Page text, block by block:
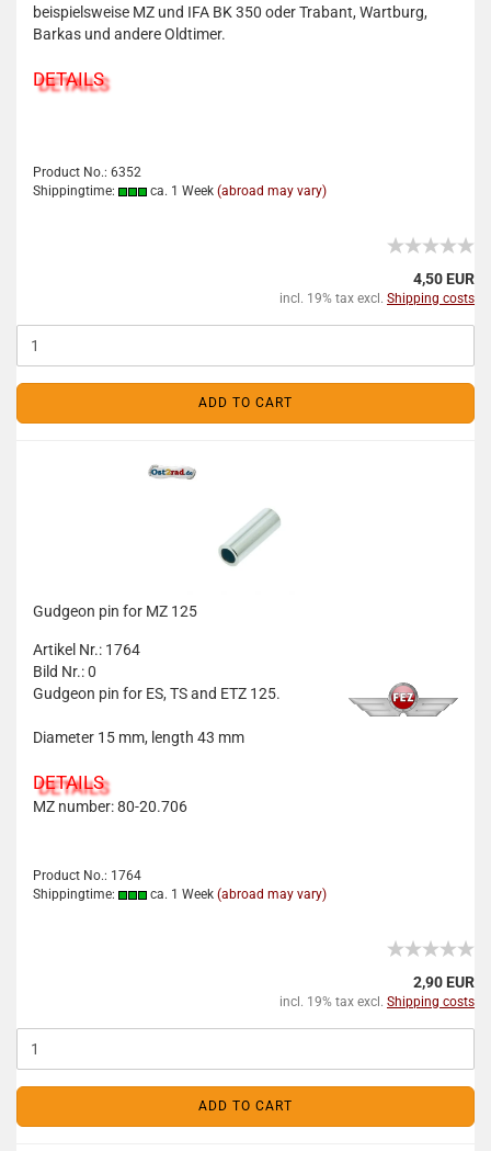
beispielsweise MZ und IFA BK 350 oder Trabant, Wartburg,
Barkas und andere Oldtimer.
DETAILS
Product No.: 6352
Shippingtime:
ca. 1 Week (abroad may vary)
4,50 EUR
incl. 19% tax excl. Shipping costs
ADD TO CART
Gudgeon pin for MZ 125
Artikel Nr.: 1764
Bild Nr.: 0
Gudgeon pin for ES, TS and ETZ 125.
Diameter 15 mm, length 43 mm
DETAILS
MZ number: 80-20.706
Product No.: 1764
Shippingtime:
ca. 1 Week (abroad may vary)
2,90 EUR
incl. 19% tax excl. Shipping costs
ADD TO CART